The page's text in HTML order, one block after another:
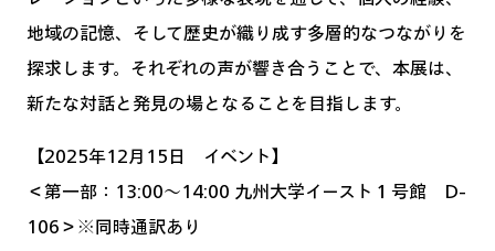
地域の記憶、そして歴史が織り成す多層的なつながりを
探求します。それぞれの声が響き合うことで、本展は、
新たな対話と発見の場となることを目指します。
【2025年12月15日 イベント】
＜第一部：13:00〜14:00 九州大学イースト１号館 D-
106＞※同時通訳あり